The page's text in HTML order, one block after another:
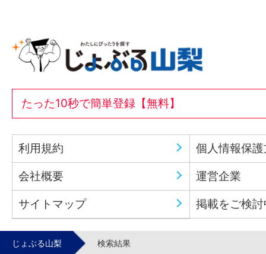
たった10秒で簡単登録【無料】
利用規約 個人情報保
会社概要 運営企業
サイトマップ 掲載をご検
じょぶる山梨 検索結果